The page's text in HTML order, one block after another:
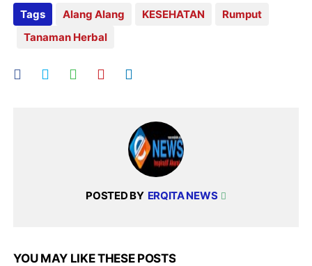
Tags Alang Alang KESEHATAN
Rumput
Tanaman Herbal
POSTED BY ERQITA NEWS
YOU MAY LIKE THESE POSTS